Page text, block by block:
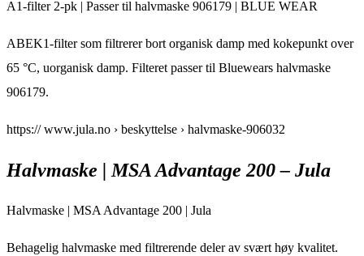
A1-filter 2-pk | Passer til halvmaske 906179 | BLUE WEAR
ABEK1-filter som filtrerer bort organisk damp med kokepunkt over
65 °C, uorganisk damp. Filteret passer til Bluewears halvmaske
906179.
https:// www.jula.no › beskyttelse › halvmaske-906032
Halvmaske | MSA Advantage 200 – Jula
Halvmaske | MSA Advantage 200 | Jula
Behagelig halvmaske med filtrerende deler av svært høy kvalitet.